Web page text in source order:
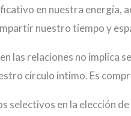
en nuestra energía,
nuestro tiempo y
las relaciones no implica
círculo íntimo. Es
selectivos en la elección